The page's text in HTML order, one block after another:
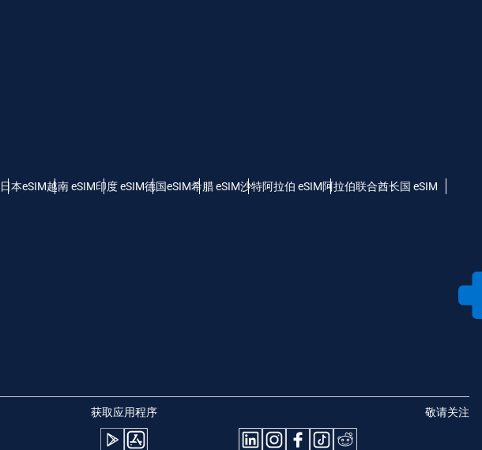
日本eSIM越南 eSIM印度 eSIM德国eSIM希腊 eSIM沙特阿拉伯 eSIM阿拉伯联合酋长国 eSIM
获取应用程序 敬请关注